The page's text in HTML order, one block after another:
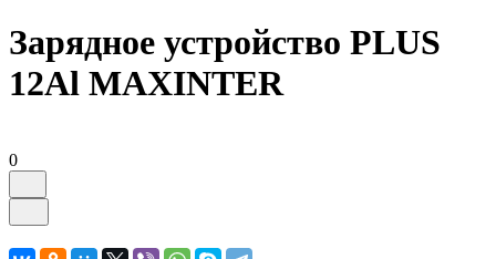
Зарядное устройство PLUS
12Al MAXINTER
0